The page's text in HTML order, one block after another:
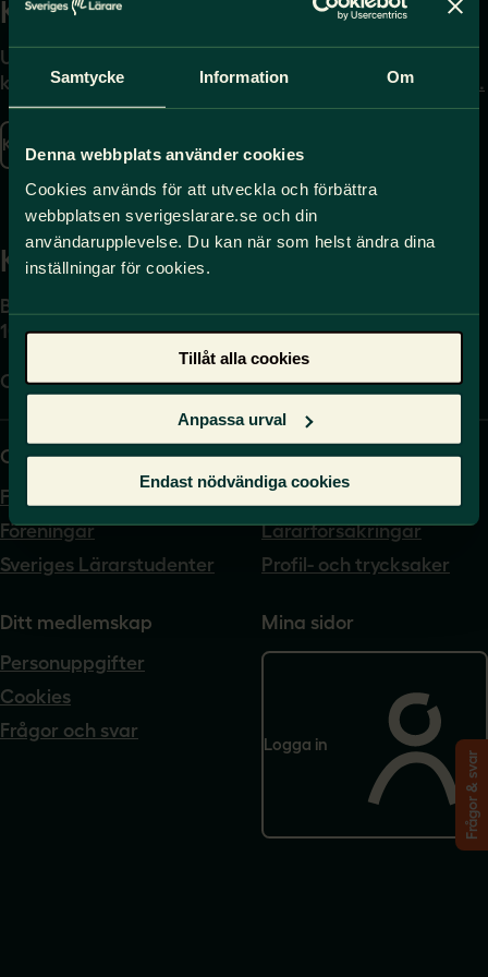
Samtycke Information Om
Denna webbplats använder cookies
Cookies används för att utveckla och förbättra
webbplatsen sverigeslarare.se och din
användarupplevelse. Du kan när som helst ändra dina
inställningar för cookies.
Tillåt alla cookies
Anpassa urval
Endast nödvändiga cookies
Kontakta
Uppgifter om hur du
kontaktar oss finns här.
Kontakta oss
Press
på
press@sverigeslarare.
se
Kansli
Box 17061
104 62 Stockholm
Org.nr. 802540-5542
Organisation
Förtroendevald
Föreningar
Sveriges Lärarstudenter
Hitta direkt
Lärarnas a-kassa
Lärarförsäkringar
Profil- och trycksaker
Ditt medlemskap
Personuppgifter
Cookies
Frågor och svar
Mina sidor
Logga in
Frågor & svar